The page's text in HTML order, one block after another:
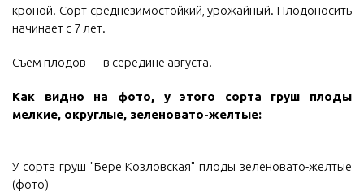
кроной. Сорт среднезимостойкий, урожайный. Плодоносить
начинает с 7 лет.
Съем плодов — в середине августа.
Как видно на фото, у этого сорта груш плоды
мелкие, округлые, зеленовато-желтые:
У сорта груш "Бере Козловская" плоды зеленовато-желтые
(фото)